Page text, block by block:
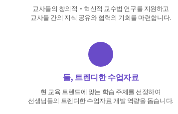
교사들의 창의적·혁신적 교수법 연구를 지원하고
교사들 간의 지식 공유와 협력의 기회를 마련합니다.
둘, 트렌디한 수업자료
현 교육 트렌드에 맞는 학습 주제를 선정하여
선생님들의 트렌디한 수업자료 개발 역량을 돕습니다.